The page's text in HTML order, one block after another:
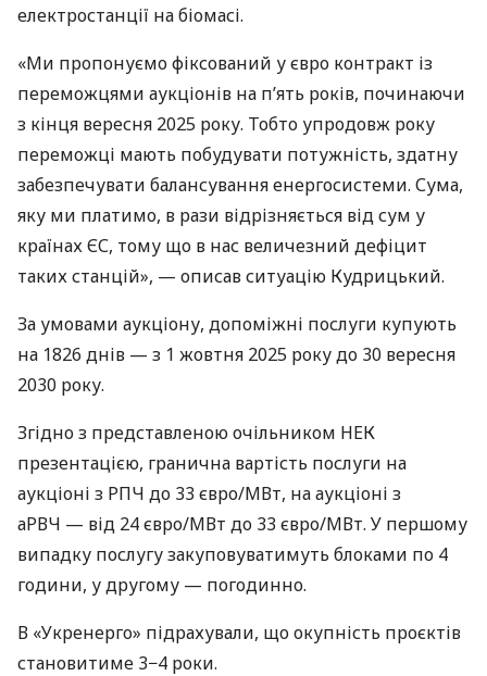
електростанції на біомасі.
«Ми пропонуємо фіксований у євро контракт із
переможцями аукціонів на п’ять років, починаючи
з кінця вересня 2025 року. Тобто упродовж року
переможці мають побудувати потужність, здатну
забезпечувати балансування енергосистеми. Сума,
яку ми платимо, в рази відрізняється від сум у
країнах ЄС, тому що в нас величезний дефіцит
таких станцій», — описав ситуацію Кудрицький.
За умовами аукціону, допоміжні послуги купують
на 1826 днів — з 1 жовтня 2025 року до 30 вересня
2030 року.
Згідно з представленою очільником НЕК
презентацією, гранична вартість послуги на
аукціоні з РПЧ до 33 євро/МВт, на аукціоні з
аРВЧ — від 24 євро/МВт до 33 євро/МВт. У першому
випадку послугу закуповуватимуть блоками по 4
години, у другому — погодинно.
В «Укренерго» підрахували, що окупність проєктів
становитиме 3−4 роки.